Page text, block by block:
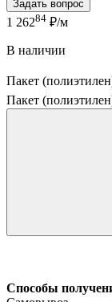
Задать вопрос
1 26284 ₽/м
В наличии
Пакет
Пакет
Способы